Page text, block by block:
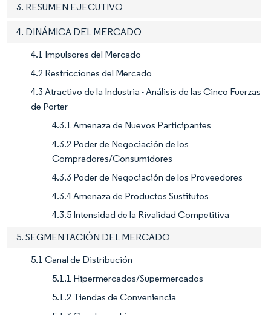
3. RESUMEN EJECUTIVO
4. DINÁMICA DEL MERCADO
4.1 Impulsores del Mercado
4.2 Restricciones del Mercado
4.3 Atractivo de la Industria - Análisis de las Cinco Fuerzas
de Porter
4.3.1 Amenaza de Nuevos Participantes
4.3.2 Poder de Negociación de los
Compradores/Consumidores
4.3.3 Poder de Negociación de los Proveedores
4.3.4 Amenaza de Productos Sustitutos
4.3.5 Intensidad de la Rivalidad Competitiva
5. SEGMENTACIÓN DEL MERCADO
5.1 Canal de Distribución
5.1.1 Hipermercados/Supermercados
5.1.2 Tiendas de Conveniencia